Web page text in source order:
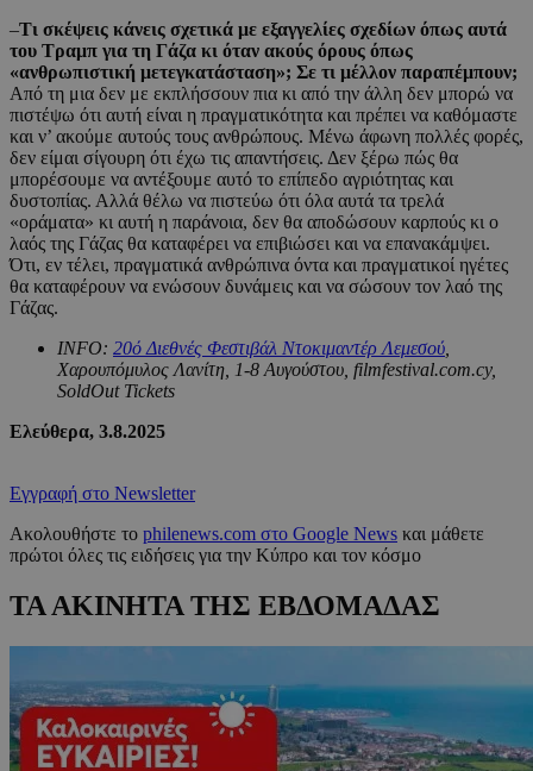
–Τι σκέψεις κάνεις σχετικά με εξαγγελίες σχεδίων όπως αυτά
του Τραμπ για τη Γάζα κι όταν ακούς όρους όπως
«ανθρωπιστική μετεγκατάσταση»; Σε τι μέλλον παραπέμπουν;
Από τη μια δεν με εκπλήσσουν πια κι από την άλλη δεν μπορώ να
πιστέψω ότι αυτή είναι η πραγματικότητα και πρέπει να καθόμαστε
και ν’ ακούμε αυτούς τους ανθρώπους. Μένω άφωνη πολλές φορές,
δεν είμαι σίγουρη ότι έχω τις απαντήσεις. Δεν ξέρω πώς θα
μπορέσουμε να αντέξουμε αυτό το επίπεδο αγριότητας και
δυστοπίας. Αλλά θέλω να πιστεύω ότι όλα αυτά τα τρελά
«οράματα» κι αυτή η παράνοια, δεν θα αποδώσουν καρπούς κι ο
λαός της Γάζας θα καταφέρει να επιβιώσει και να επανακάμψει.
Ότι, εν τέλει, πραγματικά ανθρώπινα όντα και πραγματικοί ηγέτες
θα καταφέρουν να ενώσουν δυνάμεις και να σώσουν τον λαό της
Γάζας.
INFO: 20ό Διεθνές Φεστιβάλ Ντοκιμαντέρ Λεμεσού
Χαρουπόμυλος Λανίτη, 1-8 Αυγούστου, filmfestival.com.cy,
SoldOut Tickets
Ελεύθερα, 3.8.2025
Εγγραφή στο Newsletter
Ακολουθήστε το philenews.com στο Google News και μάθετε
πρώτοι όλες τις ειδήσεις για την Κύπρο και τον κόσμο
ΤΑ ΑΚΙΝΗΤΑ ΤΗΣ ΕΒΔΟΜΑΔΑΣ